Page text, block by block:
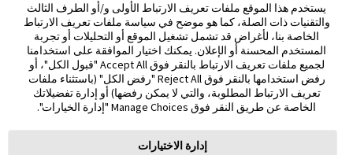
إخلاء المسؤولية والمراجع
خريطة الموقع
يستخدم هذا الموقع ملفات تعريف الارتباط الأولى و/أو الطرف الثالث
والتقنيات ذات الصلة، كما هو موضح في سياسة ملفات تعريف الارتباط
الخاصة بنا، لأغراض قد تشمل تشغيل الموقع أو التحليلات أو تجربة
المستخدم المحسنة أو الإعلان. يمكنك اختيار الموافقة على استخدامنا
لجميع ملفات تعريف الارتباط بالنقر فوق Accept All "قبول الكل"، أو
رفض استخدامها بالنقر فوق Reject All "رفض الكل" (باستثناء ملفات
تعريف الارتباط المطلوبة، والتي لا يمكن رفضها) أو إدارة تفضيلاتك
الخاصة عن طريق النقر فوق Manage Choices "إدارة الخيارات".
إدارة الاختيارات